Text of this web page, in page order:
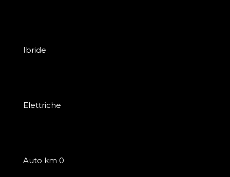
Ibride
Elettriche
Auto km 0